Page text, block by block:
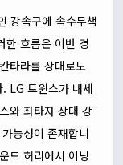
강속구에 속수무책
한 흐름은 이번 경
타라를 상대로도
LG 트윈스가 내세
와 좌타자 상대 강
능성이 존재합니
드 허리에서 이닝